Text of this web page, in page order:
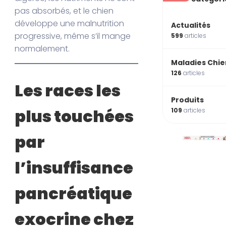
pas absorbés, et le chien
développe une malnutrition
progressive, même s’il mange
normalement.
Les races les
plus touchées
par
l’insuffisance
pancréatique
exocrine chez
Actualités
599articles
Maladies
126articles
Produits
109articles